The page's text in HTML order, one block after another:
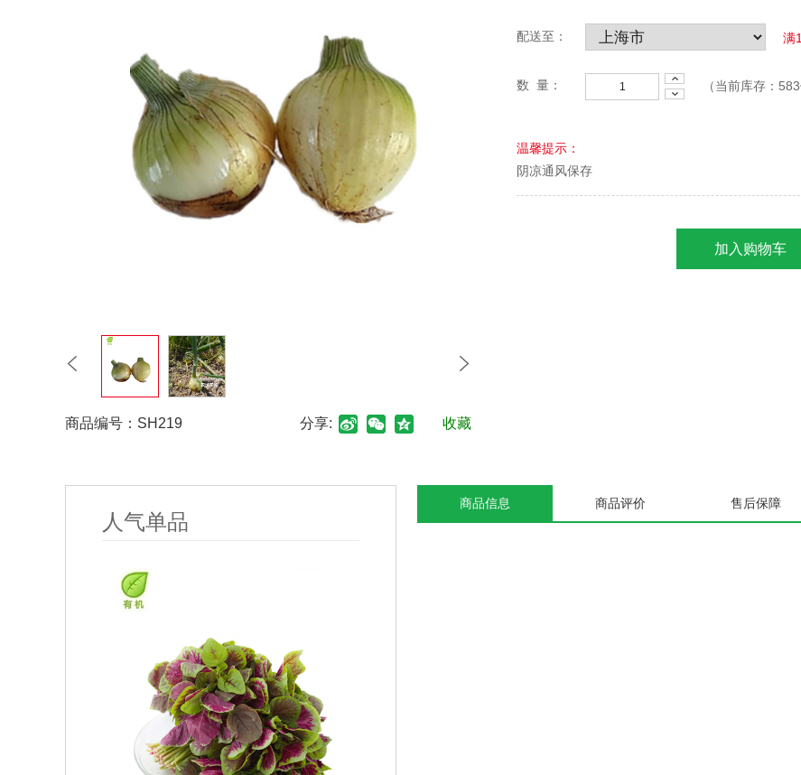
商品编号： SH219 分享: 收藏
配送至： 满
数 量： （当前库存： 583
温馨提示：
阴凉通风保存
加入购物车
人气单品
商品信息 商品评价 售后保障